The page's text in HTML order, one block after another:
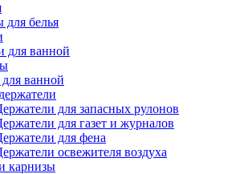
для белья
для ванной
ванной
для запасных рулонов
для газет и журналов
для фена
освежителя воздуха
карнизы